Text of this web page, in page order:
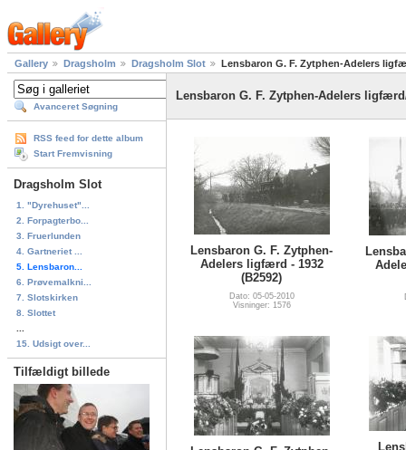
Gallery Dragsholm Dragsholm Slot Lensbaron G. F. Zytphen-Adelers
Avanceret Søgning
RSS feed for dette album
Start Fremvisning
Dragsholm Slot
1. "Dyrehuset"...
2. Forpagterbo...
3. Fruerlunden
4. Gartneriet ...
5. Lensbaron...
6. Prøvemalkni...
7. Slotskirken
8. Slottet
15. Udsigt over...
Tilfældigt billede
Lensbaron G. F. Zytphen-Adelers
Lensbaron G. F. Zytphen-
Adelers ligfærd - 1932
(B2592)
Dato: 05-05-2010
Visninger: 1576